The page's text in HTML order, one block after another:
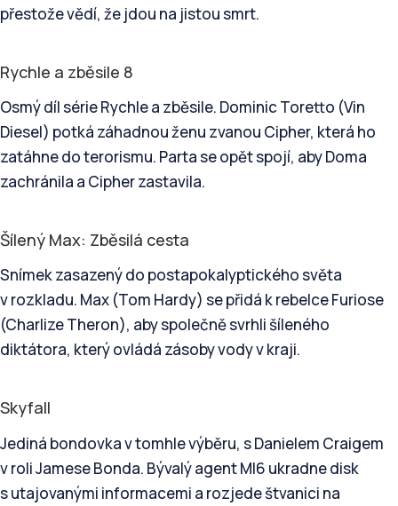
přestože vědí, že jdou na jistou smrt.
Rychle a zběsile 8
Osmý díl série Rychle a zběsile. Dominic Toretto (Vin
Diesel) potká záhadnou ženu zvanou Cipher, která ho
zatáhne do terorismu. Parta se opět spojí, aby Doma
zachránila a Cipher zastavila.
Šílený Max: Zběsilá cesta
Snímek zasazený do postapokalyptického světa
v rozkladu. Max (Tom Hardy) se přidá k rebelce Furiose
(Charlize Theron), aby společně svrhli šíleného
diktátora, který ovládá zásoby vody v kraji.
Skyfall
Jediná bondovka v tomhle výběru, s Danielem Craigem
v roli Jamese Bonda. Bývalý agent MI6 ukradne disk
s utajovanými informacemi a rozjede štvanici na